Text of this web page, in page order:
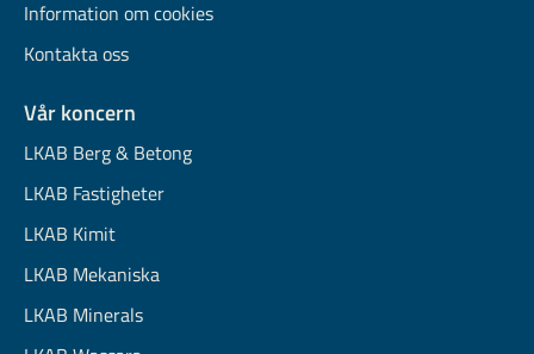
Information om cookies
Kontakta oss
Vår koncern
LKAB Berg & Betong
LKAB Fastigheter
LKAB Kimit
LKAB Mekaniska
LKAB Minerals